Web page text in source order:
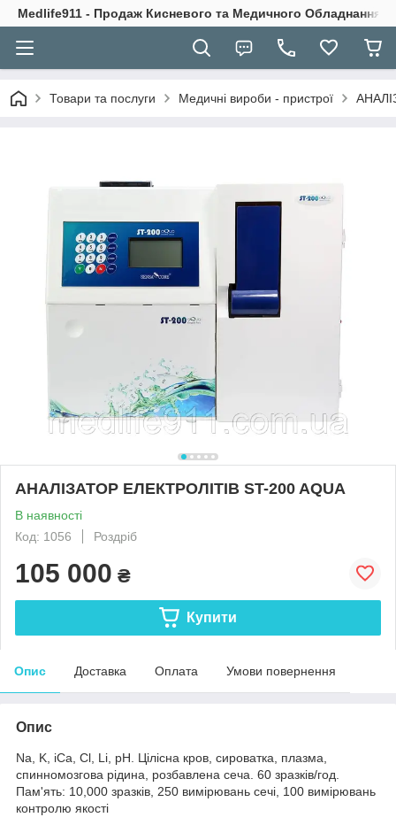
Medlife911 - Продаж Кисневого та Медичного Обладнання
Товари та послуги Медичні вироби - пристрої
АНАЛІЗАТОР ЕЛЕКТРОЛІТІВ ST-200 AQUA
В наявності
Код: 1056
Роздріб
105 000 ₴
Купити
Опис Доставка Оплата Умови повернення
Опис
Na, K, iCa, Cl, Li, pH. Цілісна кров, сироватка, плазма,
спинномозгова рідина, розбавлена сеча. 60 зразків/год.
Пам'ять: 10,000 зразків, 250 вимірювань сечі, 100 вимірювань
контролю якості